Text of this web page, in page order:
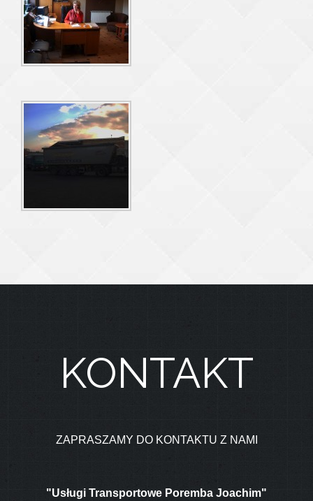
KONTAKT
ZAPRASZAMY DO KONTAKTU Z NAMI
"Usługi Transportowe Poremba Joachim"